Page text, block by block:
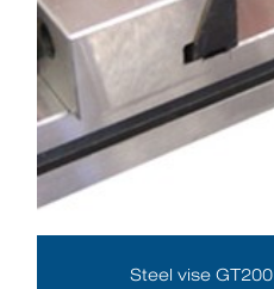
Steel vise